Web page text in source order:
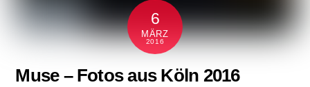
6
MÄRZ
2016
Muse – Fotos aus Köln 2016